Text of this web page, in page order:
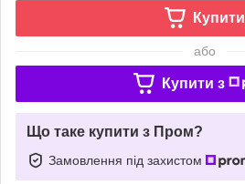
Купити
або
Купити з
Що таке купити з Пром?
Замовлення під захистом